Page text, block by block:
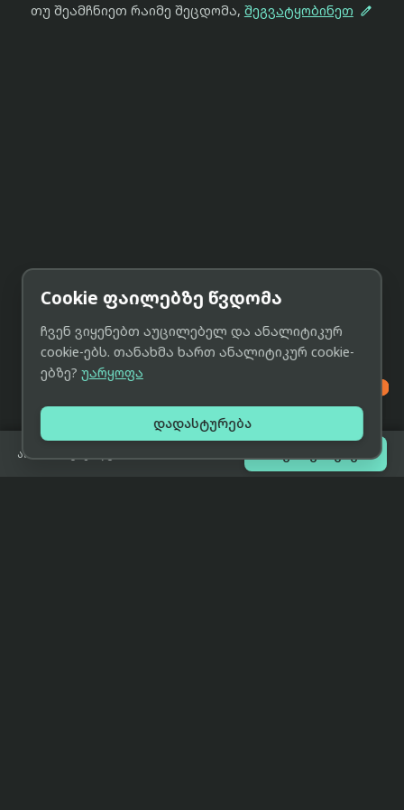
თუ შეამჩნიეთ რაიმე შეცდომა, შეგვატყობინეთ 
არ არის გაყიდვაში შეთავაზებები

Cookie ფაილებზე წვდომა
ჩვენ ვიყენებთ აუცილებელ და ანალიტიკურ
cookie-ებს. თანახმა ხართ ანალიტიკურ cookie-
ებზე? უარყოფა
დადასტურება